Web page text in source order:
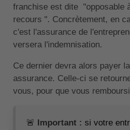
franchise est dite "opposable
recours ". Concrètement, en
c'est l'assurance de
versera l'indemnisation.
Ce dernier devra alors payer
assurance. Celle-ci se
vous, pour que vous
🚨 Important : si votre